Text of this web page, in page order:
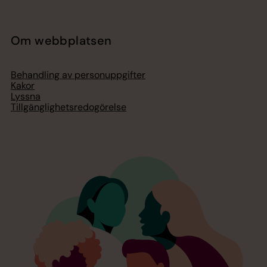
Om webbplatsen
Behandling av personuppgifter
Kakor
Lyssna
Tillgänglighetsredogörelse